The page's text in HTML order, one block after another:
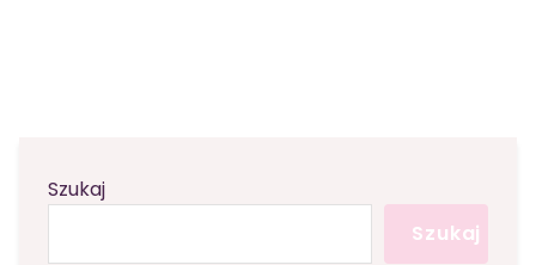
Szukaj
Szukaj